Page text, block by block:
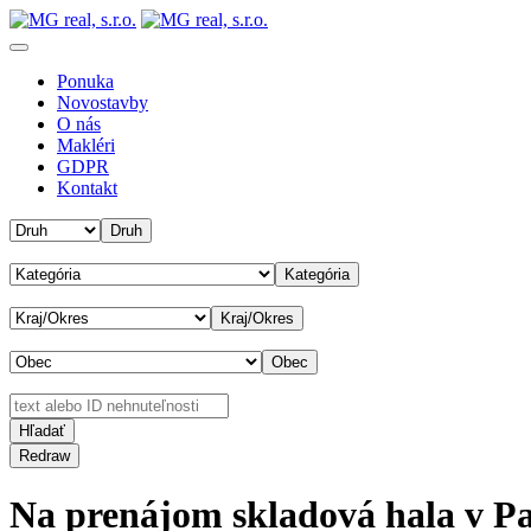
Ponuka
Novostavby
O nás
Makléri
GDPR
Kontakt
Druh
Kategória
Kraj/Okres
Obec
Na prenájom skladová hala v